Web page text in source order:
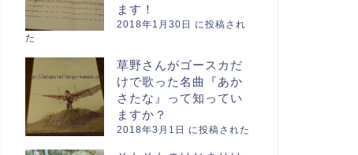
ます！
2018年1月30日 に投稿され
た
草野さんがゴースカだ
けで歌った名曲『あか
さたな』って知ってい
ますか？
2018年3月1日 に投稿された